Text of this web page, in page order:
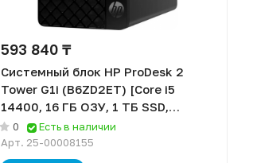
593 840 ₸
Системный блок HP ProDesk 2
Tower G1i (B6ZD2ET) [Core i5
14400, 16 ГБ ОЗУ, 1 ТБ SSD,
Windows 11 Pro]
0
Есть в наличии
Арт. 25-00008155